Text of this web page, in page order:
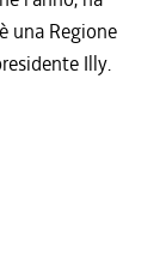
una Regione
Illy.